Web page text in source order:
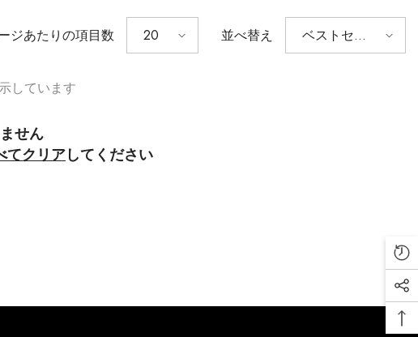
ジあたりの項目数 20 並べ替え
ベストセラ
ー
しています
せん
てクリアしてください